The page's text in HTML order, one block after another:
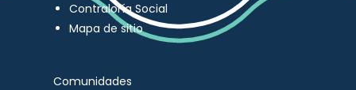
Contraloría Social
Mapa de sitio
Comunidades